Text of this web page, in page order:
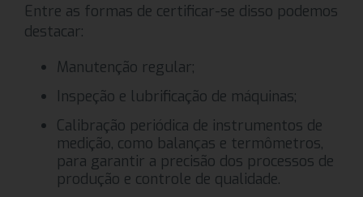
Entre as formas de certificar-se disso podemos
destacar:
Manutenção regular;
Inspeção e lubrificação de máquinas;
Calibração periódica de instrumentos de
medição, como balanças e termômetros,
para garantir a precisão dos processos de
produção e controle de qualidade.